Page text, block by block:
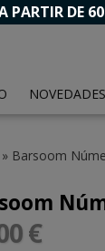
PARTIR DE
NOVEDADES
» Barsoom
€